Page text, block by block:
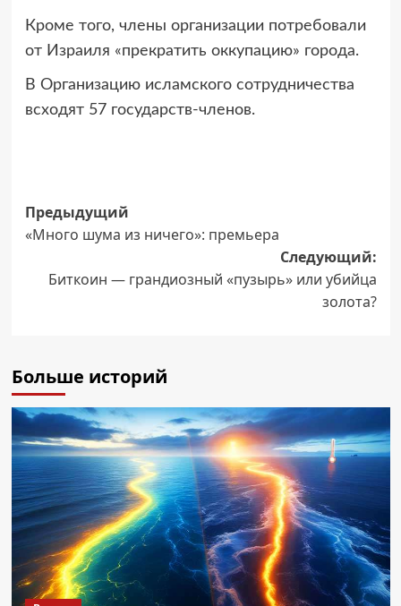
Кроме того, члены организации потребовали
от Израиля «прекратить оккупацию» города.
В Организацию исламского сотрудничества
всходят 57 государств-членов.
Навигация
записи
Предыдущий
«Много шума из ничего»: премьера
Следующий:
Биткоин — грандиозный «пузырь» или убийца
золота?
Больше историй